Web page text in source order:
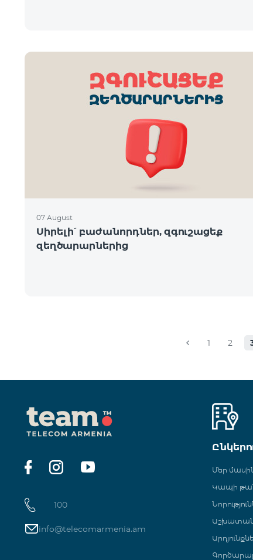
07 August
Սիրելի՛ բաժանորդներ, զգուշացեք
զեղծարարներից
1 2
100
info@telecomarmenia.am
Մեր
Կապի